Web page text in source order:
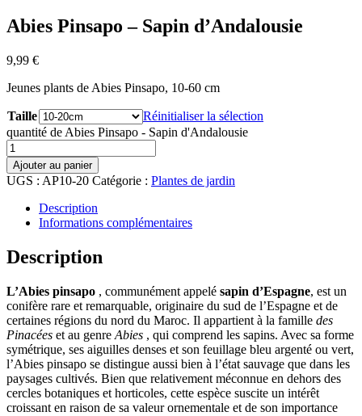
Abies Pinsapo – Sapin d’Andalousie
9,99 €
Jeunes plants de Abies Pinsapo, 10-60 cm
Taille
Réinitialiser la sélection
quantité de Abies Pinsapo - Sapin d'Andalousie
Ajouter au panier
UGS : AP10-20 Catégorie : Plantes de jardin
Description
Informations complémentaires
Description
L’Abies pinsapo , communément appelé sapin d’Espagne, est un
conifère rare et remarquable, originaire du sud de l’Espagne et de
certaines régions du nord du Maroc. Il appartient à la famille des
Pinacées et au genre Abies , qui comprend les sapins. Avec sa forme
symétrique, ses aiguilles denses et son feuillage bleu argenté ou vert,
l’Abies pinsapo se distingue aussi bien à l’état sauvage que dans les
paysages cultivés. Bien que relativement méconnue en dehors des
cercles botaniques et horticoles, cette espèce suscite un intérêt
croissant en raison de sa valeur ornementale et de son importance